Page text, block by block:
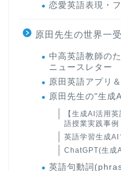
恋愛英語表現・
原田先生の世界一
中高英語教師の
ニュースレター
原田英語アプリ
原田先生の"生成
【生成AI活用
語授業実践事例
英語学習生成AI
ChatGPT(生成
英語句動詞